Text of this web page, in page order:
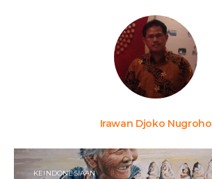
Irawan Djoko Nugroho
KEINDONESIAAN